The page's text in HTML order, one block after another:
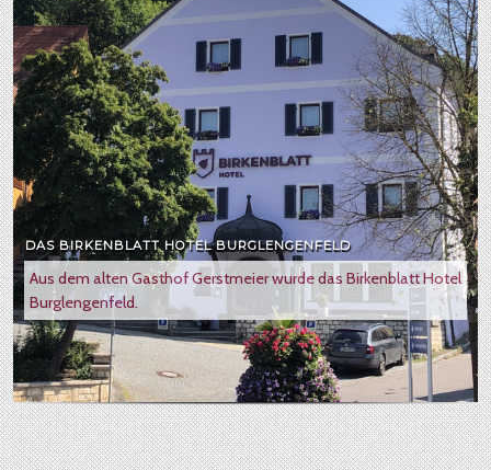
DAS BIRKENBLATT HOTEL BURGLENGENFELD
Aus dem alten Gasthof Gerstmeier wurde das Birkenblatt Hotel
Burglengenfeld.